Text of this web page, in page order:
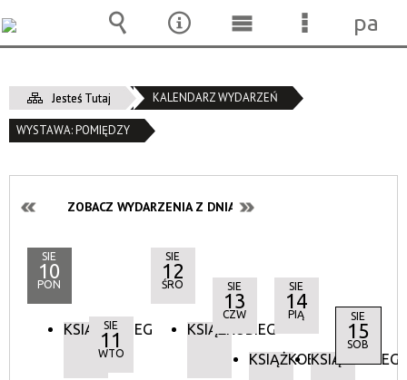
Jesteś Tutaj KALENDARZ WYDARZEŃ
WYSTAWA: POMIĘDZY
ZOBACZ WYDARZENIA Z DNIA:
SIE
10
PON
KSIĄŻKOBIEG
SIE
11
WTO
SIE
12
ŚRO
KSIĄŻKOBIEG
SIE
13
CZW
KSIĄŻKOBIEG
SIE
14
PIĄ
KSIĄŻKOBIEG
SIE
15
SOB
Wyszukiwarka
Narzędzia
MenuMenu